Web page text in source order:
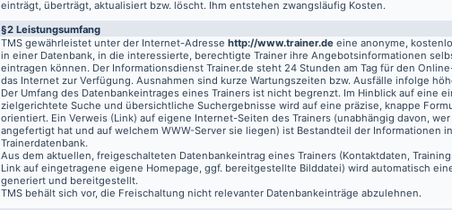
einträgt, überträgt, aktualisiert bzw. löscht. Ihm entstehen zwangsläufig Kosten.
§2 Leistungsumfang
TMS gewährleistet unter der Internet-Adresse http://www.trainer.de eine anonyme,
in einer Datenbank, in die interessierte, berechtigte Trainer ihre Angebotsinformationen
eintragen können. Der Informationsdienst Trainer.de steht 24 Stunden am Tag für den
das Internet zur Verfügung. Ausnahmen sind kurze Wartungszeiten bzw. Ausfälle infolge
Der Umfang des Datenbankeintrages eines Trainers ist nicht begrenzt. Im Hinblick auf eine
zielgerichtete Suche und übersichtliche Suchergebnisse wird auf eine präzise, knappe
orientiert. Ein Verweis (Link) auf eigene Internet-Seiten des Trainers (unabhängig davon, wer
angefertigt hat und auf welchem WWW-Server sie liegen) ist Bestandteil der Informationen
Trainerdatenbank.
Aus dem aktuellen, freigeschalteten Datenbankeintrag eines Trainers (Kontaktdaten,
Link auf eingetragene eigene Homepage, ggf. bereitgestellte Bilddatei) wird automatisch
generiert und bereitgestellt.
TMS behält sich vor, die Freischaltung nicht relevanter Datenbankeinträge abzulehnen.